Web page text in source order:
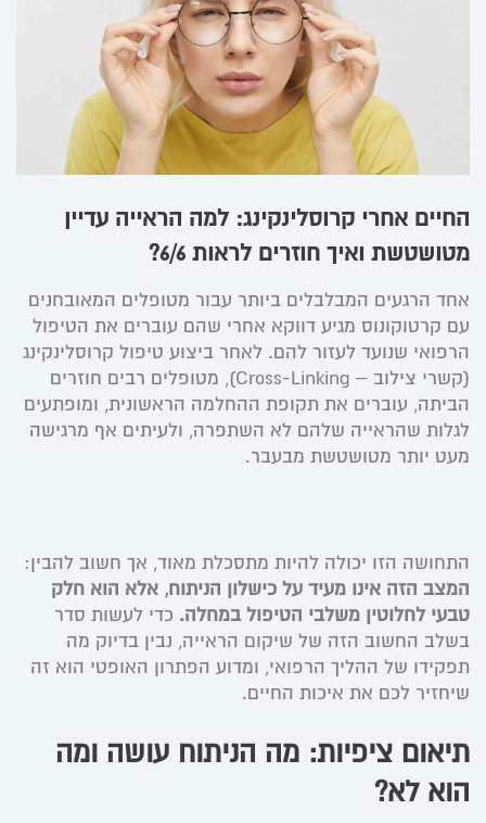
החיים אחרי קרוסלינקינג: למה הראייה עדיין
מטושטשת ואיך חוזרים לראות 6/6?
אחד הרגעים המבלבלים ביותר עבור מטופלים המאובחנים
עם קרטוקונוס מגיע דווקא אחרי שהם עוברים את הטיפול
הרפואי שנועד לעזור להם. לאחר ביצוע טיפול קרוסלינקינג
(קשרי צילוב – Cross-Linking), מטופלים רבים חוזרים
הביתה, עוברים את תקופת ההחלמה הראשונית, ומופתעים
לגלות שהראייה שלהם לא השתפרה, ולעיתים אף מרגישה
מעט יותר מטושטשת מבעבר.
התחושה הזו יכולה להיות מתסכלת מאוד, אך חשוב להבין:
המצב הזה אינו מעיד על כישלון הניתוח, אלא הוא חלק
טבעי לחלוטין משלבי הטיפול במחלה. כדי לעשות סדר
בשלב החשוב הזה של שיקום הראייה, נבין בדיוק מה
תפקידו של ההליך הרפואי, ומדוע הפתרון האופטי הוא זה
שיחזיר לכם את איכות החיים.
תיאום ציפיות: מה הניתוח עושה ומה
הוא לא?